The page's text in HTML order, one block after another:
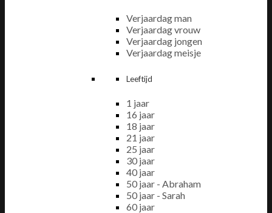
Verjaardag man
Verjaardag vrouw
Verjaardag jongen
Verjaardag meisje
Leeftijd
1 jaar
16 jaar
18 jaar
21 jaar
25 jaar
30 jaar
40 jaar
50 jaar - Abraham
50 jaar - Sarah
60 jaar